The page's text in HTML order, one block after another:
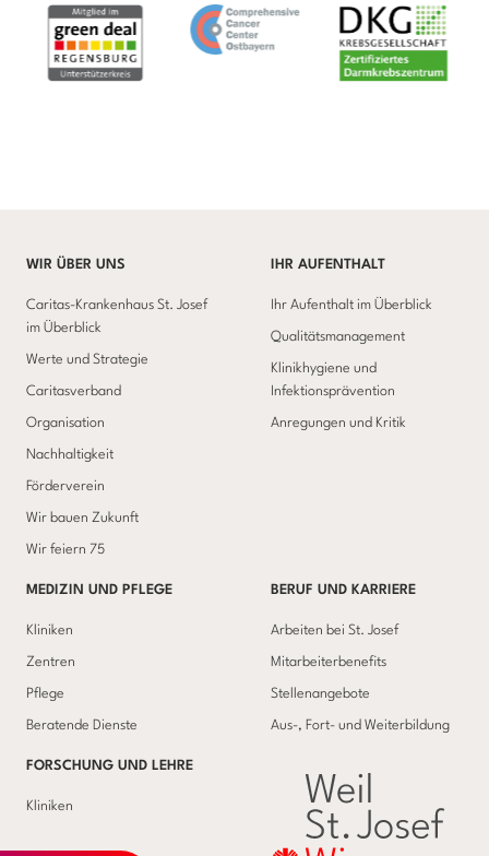
WIR ÜBER UNS
Caritas-Krankenhaus St. Josef
im Überblick
Werte und Strategie
Caritasverband
Organisation
Nachhaltigkeit
Förderverein
Wir bauen Zukunft
Wir feiern 75
IHR AUFENTHALT
Ihr Aufenthalt im Überblick
Qualitätsmanagement
Klinikhygiene und
Infektionsprävention
Anregungen und Kritik
MEDIZIN UND PFLEGE
Kliniken
Zentren
Pflege
Beratende Dienste
BERUF UND KARRIERE
Arbeiten bei St. Josef
Mitarbeiterbenefits
Stellenangebote
Aus-, Fort- und Weiterbildung
FORSCHUNG UND LEHRE
Kliniken